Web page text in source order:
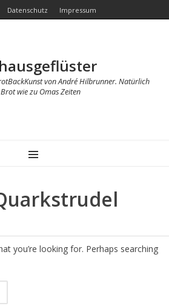
Datenschutz Impressum
von André Hilbrunner. Natürlich
wie zu Omas Zeiten
MENU
you’re looking for. Perhaps searching